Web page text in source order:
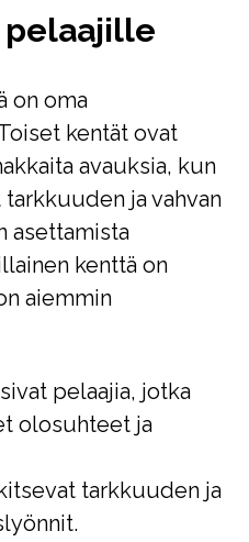
pelaajille
on oma
kentät ovat
avauksia, kun
ja vahvan
asettamista
kenttä on
aiemmin
pelaajia, jotka
olosuhteet ja
tarkkuuden ja